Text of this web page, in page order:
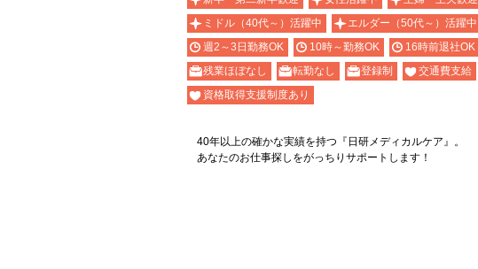
ミドル（40代～）活躍中
エルダー（50代～）活躍中
週2～3日勤務OK
10時～勤務OK 16時前退社OK
残業ほぼなし
転勤なし 登録制 交通費支給
資格取得支援制度あり
40年以上の確かな実績を持つ『日研メディカルケア』。
あなたのお仕事探しをがっちりサポートします！